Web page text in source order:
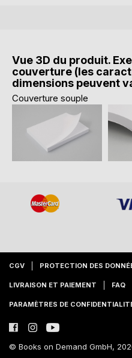
Vue 3D du produit.
couverture (les
dimensions peuvent
Couverture souple
CGV PROTECTION DES
LIVRAISON ET PAIEMENT FAQ
PARAMÈTRES DE
© Books on Demand GmbH,